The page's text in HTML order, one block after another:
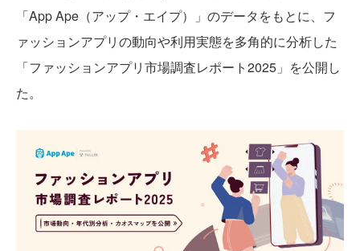
「App Ape（アップ・エイプ）」のデータをもとに、フ
ァッションアプリの動向や利用実態を多角的に分析した
「ファッションアプリ市場調査レポート2025」を公開し
た。